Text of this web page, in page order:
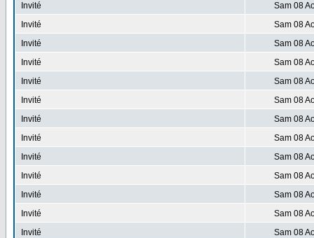
Invité
Sam 08
Invité
Sam 08
Invité
Sam 08
Invité
Sam 08
Invité
Sam 08
Invité
Sam 08
Invité
Sam 08
Invité
Sam 08
Invité
Sam 08
Invité
Sam 08
Invité
Sam 08
Invité
Sam 08
Invité
Sam 08